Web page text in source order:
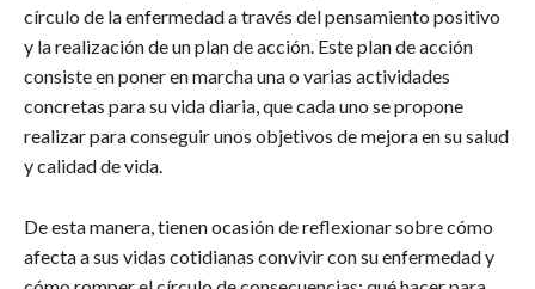
círculo de la enfermedad a través del pensamiento positivo
y la realización de un plan de acción. Este plan de acción
consiste en poner en marcha una o varias actividades
concretas para su vida diaria, que cada uno se propone
realizar para conseguir unos objetivos de mejora en su salud
y calidad de vida.
De esta manera, tienen ocasión de reflexionar sobre cómo
afecta a sus vidas cotidianas convivir con su enfermedad y